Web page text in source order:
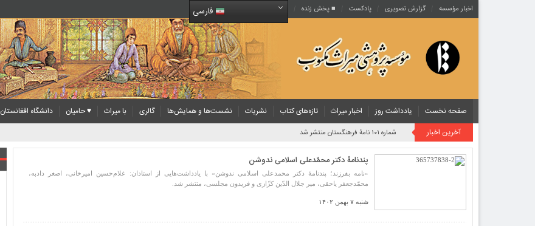
اخبار مؤسسه گزارش تصویری پادکست‌ ■ پخش زنده فارسی
صفحه نخست یادداشت روز اخبار میراث تازه‌های کتاب نشریات نشست‌ها و همایش‌ها گالری با میراث ♥ حامیان
دانشگاه افغانستان
آخرین اخبار
شماره ۱۰۱ نامۀ فرهنگستان منتشر شد
پندنامۀ دکتر محمّد‌علی اسلامی ندوشن
«نامه بفرزند؛ پندنامۀ دکتر محمد‌علی اسلامی ندوشن» با یادداشت‌هایی از استادان: غلام‌حسین امیرخانی، اصغر دادبه،
محمّدجعفر یاحقی، میر جلال الدّین کزّازی و فریدون مجلسی، منتشر شد.
شنبه ۷ بهمن ۱۴۰۲